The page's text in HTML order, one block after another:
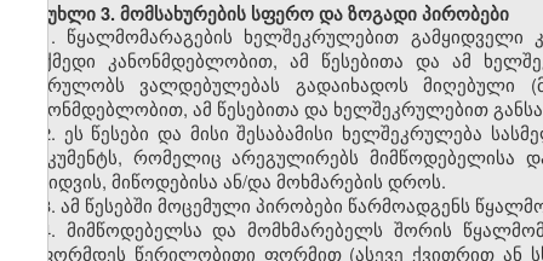
მუხლი 3. მომსახურების სფერო და ზოგადი პირობები
1. წყალმომარაგების ხელშეკრულებით
მოქმედი კანონმდებლობით, ამ წესებითა და ამ
კისრულობს ვალდებულებას გადაიხადოს მიღებული
კანონმდებლობით, ამ წესებითა და ხელშეკრულებით
2. ეს წესები და მისი შესაბამისი ხელშეკრულება
დოკუმენტს, რომელიც არეგულირებს მიმწოდებელისა
გაყიდვის, მიწოდებისა ან/და მოხმარების დროს.
3. ამ წესებში მოცემული პირობები წარმოადგენს
4. მიმწოდებელსა და მომხმარებელს შორის
გაფორმდეს წერილობითი ფორმით (ასევე ქვითრით ან